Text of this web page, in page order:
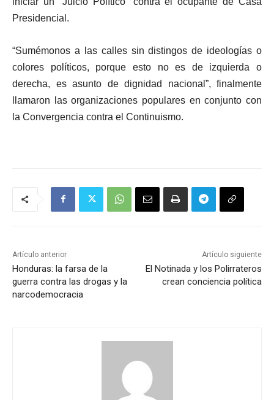
Presidencial.
“Sumémonos a las calles sin distingos de ideologías o
colores políticos, porque esto no es de izquierda o
derecha, es asunto de dignidad nacional”, finalmente
llamaron las organizaciones populares en conjunto con
la Convergencia contra el Continuismo.
Artículo anterior
Honduras: la farsa de la
guerra contra las drogas y la
narcodemocracia
Artículo siguiente
El Notinada y los Polirrateros
crean conciencia política